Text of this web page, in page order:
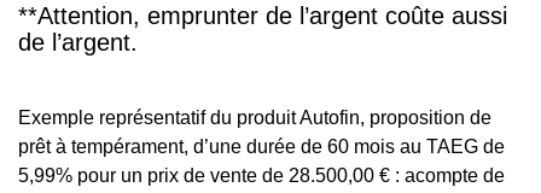
**Attention, emprunter de l’argent coûte aussi
de l’argent.
Exemple représentatif du produit Autofin, proposition de
prêt à tempérament, d’une durée de 60 mois au TAEG de
5,99% pour un prix de vente de 28.500,00 € : acompte de